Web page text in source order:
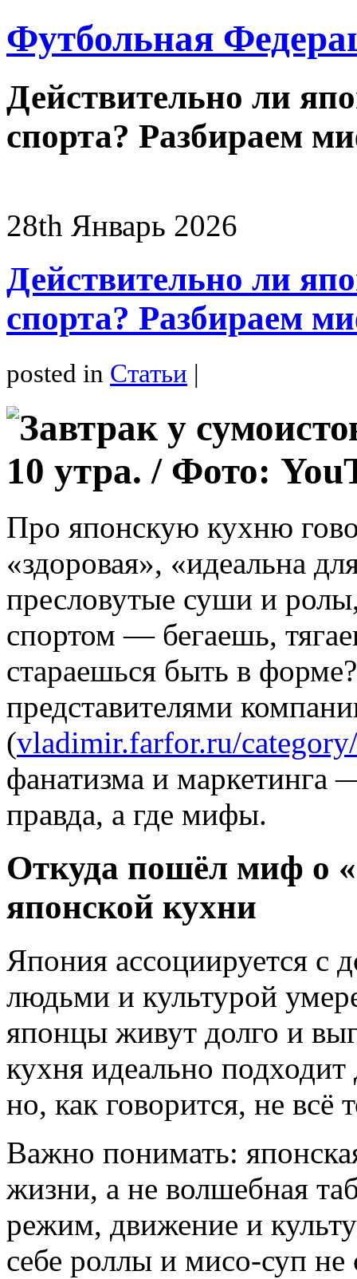
Футбольная
Действительно ли
спорта? Разбираем
28th Январь 2026
Действительно ли
спорта? Разбираем
posted in Статьи |
Про японскую кухню
«здоровая», «идеальна
пресловутые суши и
спортом — бегаешь,
стараешься быть в
представителями
(vladimir.farfor.ru/
фанатизма и маркетинга
правда, а где мифы.
Откуда пошёл миф о
японской кухни
Япония ассоциируется с
людьми и культурой
японцы живут долго и
кухня идеально подходит
но, как говорится, не всё
Важно понимать:
жизни, а не волшебная
режим, движение и
себе роллы и мисо-суп не